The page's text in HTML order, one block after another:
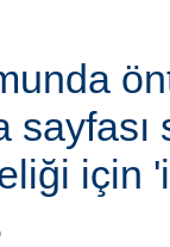
sayfası
için